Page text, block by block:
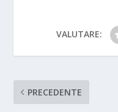
VALUTARE:
PRECEDENTE